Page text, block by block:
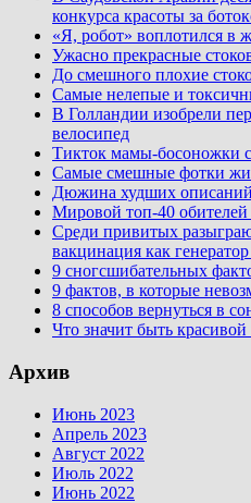
конкурса красоты за
«Я, робот» воплотился в
Ужасно прекрасные
До смешного плохие
Самые нелепые и
В Голландии изобрели
велосипед
Тикток мамы-босоножки
Самые смешные фотки
Дюжина худших
Мировой топ-40 обителей
Среди привитых
вакцинация как
9 сногсшибательных
9 фактов, в которые
8 способов вернуться в
Что значит быть
Архив
Июнь 2023
Апрель 2023
Август 2022
Июль 2022
Июнь 2022